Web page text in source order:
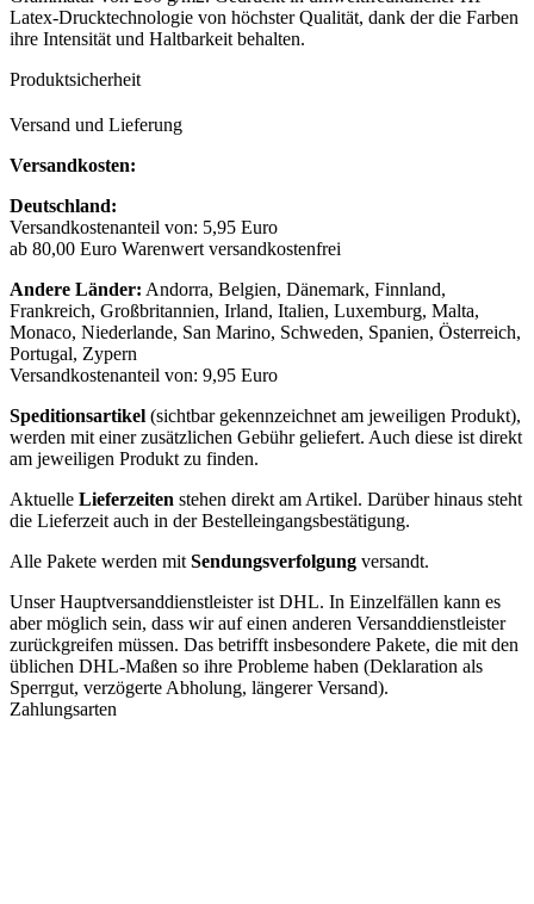
Latex-Drucktechnologie von höchster Qualität, dank der die Farben
ihre Intensität und Haltbarkeit behalten.
Produktsicherheit
Versand und Lieferung
Versandkosten:
Deutschland:
Versandkostenanteil von: 5,95 Euro
ab 80,00 Euro Warenwert versandkostenfrei
Andere Länder: Andorra, Belgien, Dänemark, Finnland,
Frankreich, Großbritannien, Irland, Italien, Luxemburg, Malta,
Monaco, Niederlande, San Marino, Schweden, Spanien, Österreich,
Portugal, Zypern
Versandkostenanteil von: 9,95 Euro
Speditionsartikel (sichtbar gekennzeichnet am jeweiligen Produkt),
werden mit einer zusätzlichen Gebühr geliefert. Auch diese ist direkt
am jeweiligen Produkt zu finden.
Aktuelle Lieferzeiten stehen direkt am Artikel. Darüber hinaus steht
die Lieferzeit auch in der Bestelleingangsbestätigung.
Alle Pakete werden mit Sendungsverfolgung versandt.
Unser Hauptversanddienstleister ist DHL. In Einzelfällen kann es
aber möglich sein, dass wir auf einen anderen Versanddienstleister
zurückgreifen müssen. Das betrifft insbesondere Pakete, die mit den
üblichen DHL-Maßen so ihre Probleme haben (Deklaration als
Sperrgut, verzögerte Abholung, längerer Versand).
Zahlungsarten